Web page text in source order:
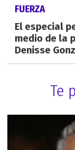
FUERZA
El especial
medio de la
Denisse
Te